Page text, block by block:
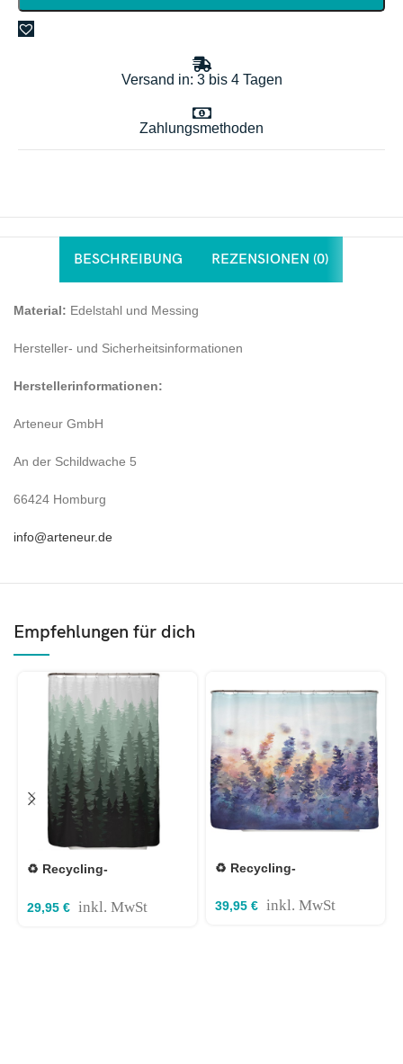
Versand in: 3 bis 4 Tagen
Zahlungsmethoden
BESCHREIBUNG REZENSIONEN (0)
Material: Edelstahl und Messing
Hersteller- und Sicherheitsinformationen
Herstellerinformationen:
Arteneur GmbH
An der Schildwache 5
66424 Homburg
info@arteneur.de
Empfehlungen für dich
♻️ Recycling-
Wald 120×180 cm
29,95 € inkl. MwSt
♻️ Recycling-
240×200 cm
39,95 € inkl. MwSt